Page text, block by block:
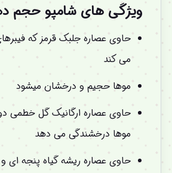
ویژگی های شامپو حجم
حاوی عصاره جلبک قرمز که
می کند
موها حجیم و درخشان میشود
حاوی عصاره ارگانیک گل خطمی دو
موها درخشندگی می دهد
حاوی عصاره ریشه گیاه پنجه ای و